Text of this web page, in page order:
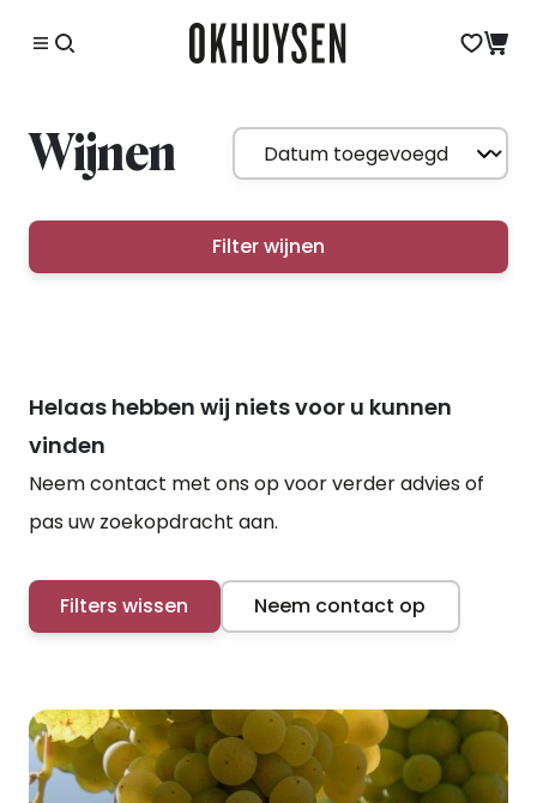
Wijnen
Filter wijnen
Helaas hebben wij niets voor u kunnen
vinden
Neem contact met ons op voor verder advies of
pas uw zoekopdracht aan.
Filters wissen Neem contact op